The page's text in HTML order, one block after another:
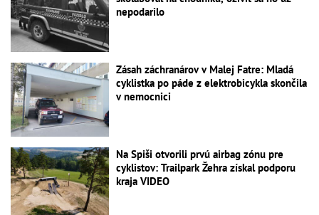
nepodarilo
Zásah záchranárov v Malej Fatre: Mladá
cyklistka po páde z elektrobicykla skončila
v nemocnici
Na Spiši otvorili prvú airbag zónu pre
cyklistov: Trailpark Žehra získal podporu
kraja VIDEO